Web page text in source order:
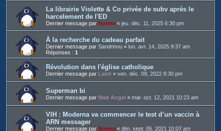
La librairie Violette & Co privée de subv après le
harcelement de l'ED
Dernier message par Norma « jeu. déc. 11, 2025 6:30 pm
À la recherche du cadeau parfait
Dernier message par Sandrinou « lun. avr. 14, 2025 9:37 am
Réponses : 1
Révolution dans l'église catholique
Dernier message par Laird « ven. déc. 09, 2022 8:30 pm
Superman bi
Dernier message par Mad Angel « mar. oct. 12, 2021 10:23 am
VIH : Moderna va commencer le test d’un vaccin à
ARN messager
Dernier message par Norma « dim. sept. 05, 2021 10:07 am